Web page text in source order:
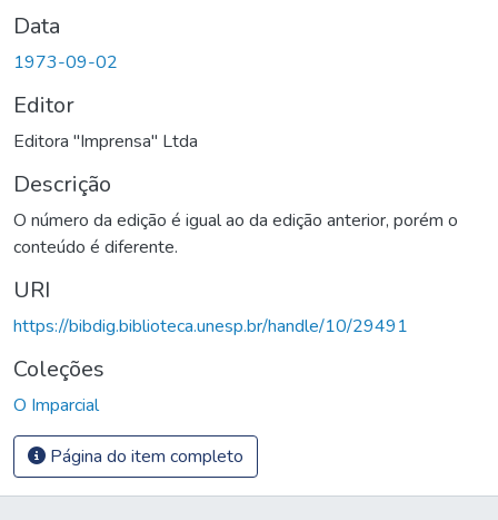
Data
1973-09-02
Editor
Editora "Imprensa" Ltda
Descrição
O número da edição é igual ao da edição anterior, porém o
conteúdo é diferente.
URI
https://bibdig.biblioteca.unesp.br/handle/10/29491
Coleções
O Imparcial
Página do item completo